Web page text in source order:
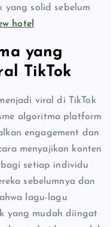
yang solid sebelum
hotel
yang
TikTok
viral di TikTok
algoritma platform
engagement dan
menyajikan konten
setiap individu
sebelumnya dan
lagu-lagu
yang mudah diingat